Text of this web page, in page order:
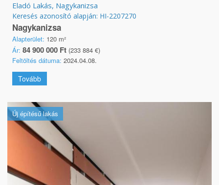
Eladó Lakás, Nagykanizsa
Keresés azonosító alapján: HI-2207270
Nagykanizsa
Alapterület: 120 m²
Ár: 84 900 000 Ft (233 884 €)
Feltöltés dátuma: 2024.04.08.
Tovább
Új építésű lakás